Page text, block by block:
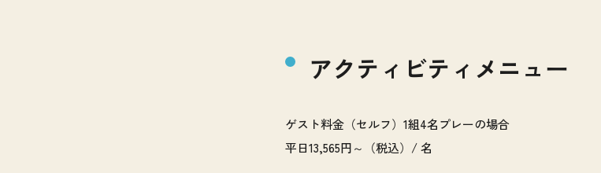
アクティビティメニュー
ゲスト料金（セルフ）1組4名プレーの場合
平日13,565円～（税込）/ 名